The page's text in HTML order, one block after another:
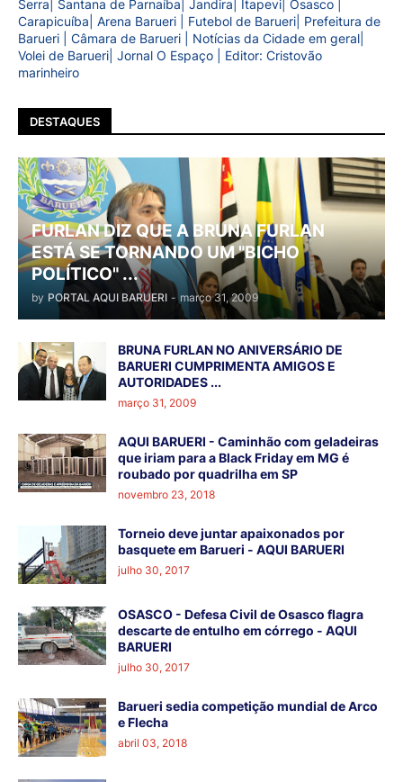
Serra| Santana de Parnaíba| Jandira| Itapevi| Osasco |
Carapicuíba| Arena Barueri | Futebol de Barueri| Prefeitura de
Barueri | Câmara de Barueri | Notícias da Cidade em geral|
Volei de Barueri| Jornal O Espaço | Editor: Cristovão
marinheiro
DESTAQUES
FURLAN DIZ QUE A BRUNA FURLAN
ESTÁ SE TORNANDO UM "BICHO
POLÍTICO" ...
by PORTAL AQUI BARUERI - março 31, 2009
BRUNA FURLAN NO ANIVERSÁRIO DE
BARUERI CUMPRIMENTA AMIGOS E
AUTORIDADES ...
março 31, 2009
AQUI BARUERI - Caminhão com geladeiras
que iriam para a Black Friday em MG é
roubado por quadrilha em SP
novembro 23, 2018
Torneio deve juntar apaixonados por
basquete em Barueri - AQUI BARUERI
julho 30, 2017
OSASCO - Defesa Civil de Osasco flagra
descarte de entulho em córrego - AQUI
BARUERI
julho 30, 2017
Barueri sedia competição mundial de Arco
e Flecha
abril 03, 2018